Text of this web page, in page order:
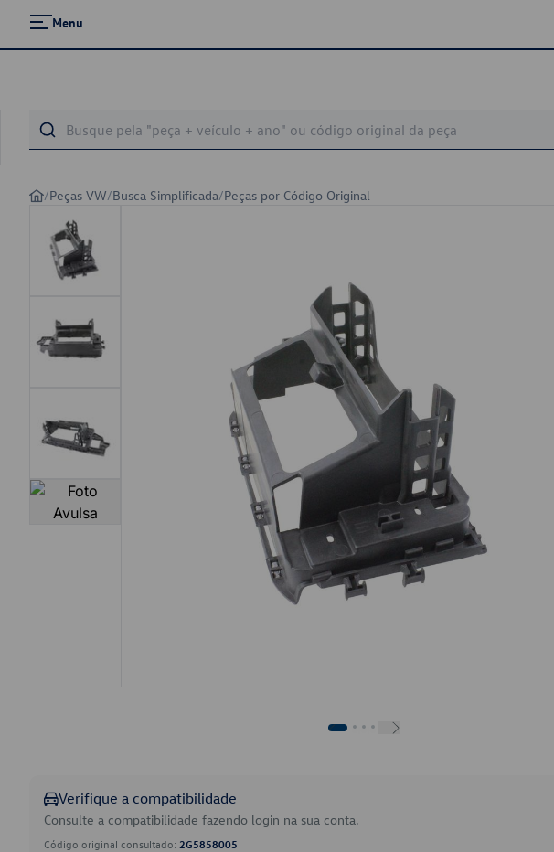
Menu
/Peças VW/Busca Simplificada/Peças por Código Original
Verifique a compatibilidade
Consulte a compatibilidade fazendo login na sua conta.
Código original consultado: 2G5858005